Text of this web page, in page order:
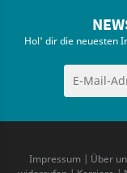
Hol' dir die neuesten
Impressum| Über